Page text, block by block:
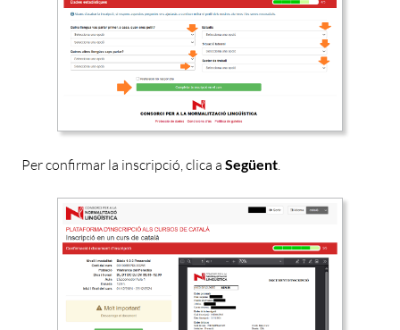
Per confirmar la inscripció, clica a Següent